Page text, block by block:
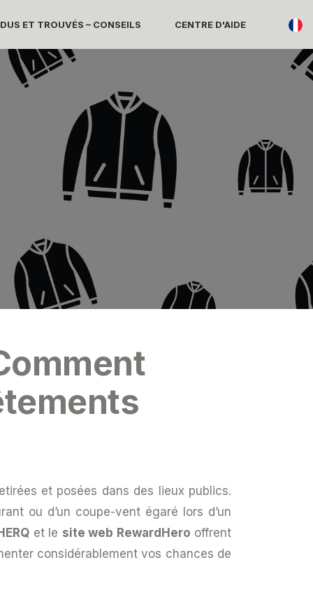
ET TROUVÉS – CONSEILS CENTRE D'AIDE
et posées dans des lieux publics.
ou d’un coupe-vent égaré lors d’un
et le site web RewardHero offrent
considérablement vos chances de